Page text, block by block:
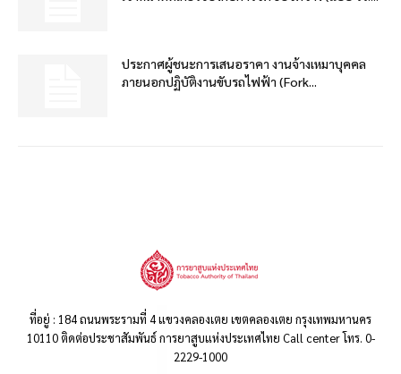
ประกาศผู้ชนะการเสนอราคา งานจ้างเหมาบุคคล
ภายนอกปฏิบัติงานขับรถไฟฟ้า (Fork...
ที่อยู่ : 184 ถนนพระรามที่ 4 แขวงคลองเตย เขตคลองเตย กรุงเทพมหานคร
10110 ติดต่อประชาสัมพันธ์ การยาสูบแห่งประเทศไทย Call center โทร. 0-
2229-1000